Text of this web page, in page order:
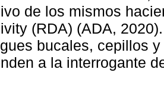
de los mismos
(RDA) (ADA,
bucales, cepillos
a la interrogante